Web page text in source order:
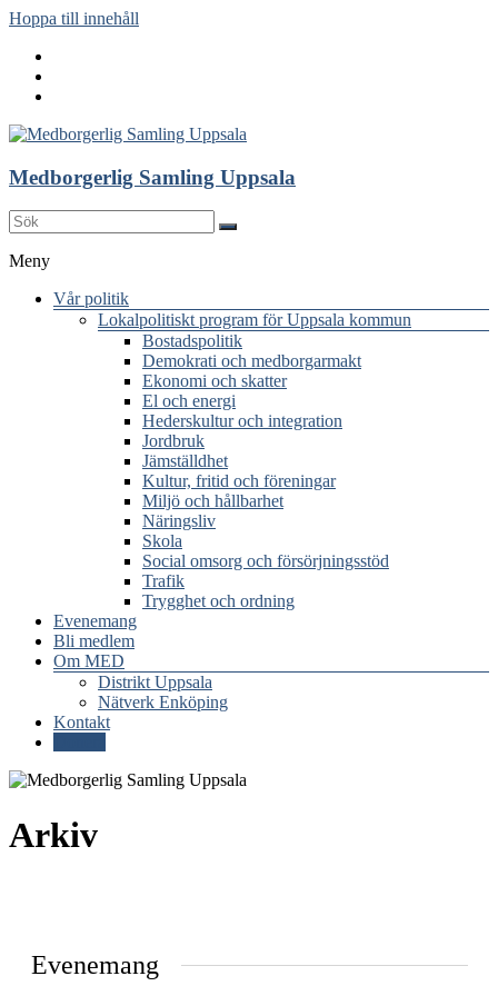
Hoppa till innehåll
Medborgerlig Samling Uppsala
Meny
Vår politik
Lokalpolitiskt program för Uppsala kommun
Bostadspolitik
Demokrati och medborgarmakt
Ekonomi och skatter
El och energi
Hederskultur och integration
Jordbruk
Jämställdhet
Kultur, fritid och föreningar
Miljö och hållbarhet
Näringsliv
Skola
Social omsorg och försörjningsstöd
Trafik
Trygghet och ordning
Evenemang
Bli medlem
Om MED
Distrikt Uppsala
Nätverk Enköping
Kontakt
Arkiv
Evenemang